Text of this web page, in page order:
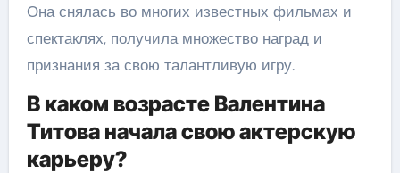
Она снялась во многих известных фильмах и
спектаклях, получила множество наград и
признания за свою талантливую игру.
В каком возрасте Валентина
Титова начала свою актерскую
карьеру?